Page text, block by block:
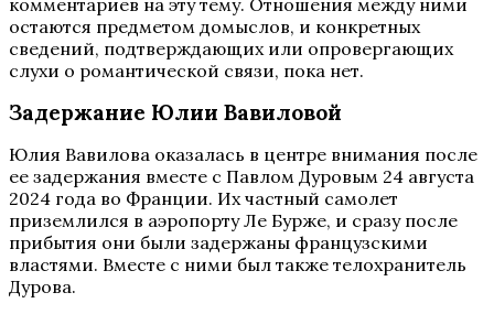
комментариев на эту тему. Отношения между ними
остаются предметом домыслов, и конкретных
сведений, подтверждающих или опровергающих
слухи о романтической связи, пока нет.
Задержание Юлии Вавиловой
Юлия Вавилова оказалась в центре внимания после
ее задержания вместе с Павлом Дуровым 24 августа
2024 года во Франции. Их частный самолет
приземлился в аэропорту Ле Бурже, и сразу после
прибытия они были задержаны французскими
властями. Вместе с ними был также телохранитель
Дурова.